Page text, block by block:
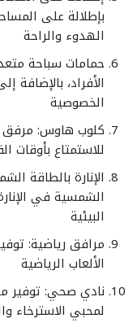
بإطلالة على
الهدوء والراحة
حمامات سباحة
الأفراد،
الخصوصية
كلوب هاوس: مرفق
للاستمتاع بأوقات
الإنارة بالطاقة
الشمسية في
البيئية
مرافق رياضية:
الألعاب الرياضية
نادي صحي: توفير
لمحبي الاسترخاء